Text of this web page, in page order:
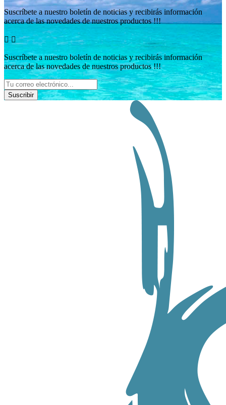
Suscríbete a nuestro boletín de noticias y recibirás información
acerca de las novedades de nuestros productos !!!
 
Suscríbete a nuestro boletín de noticias y recibirás información
acerca de las novedades de nuestros productos !!!
Suscribir